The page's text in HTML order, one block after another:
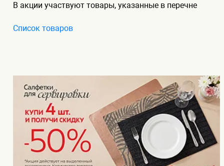
В акции участвуют товары, указанные в перечне
Список товаров